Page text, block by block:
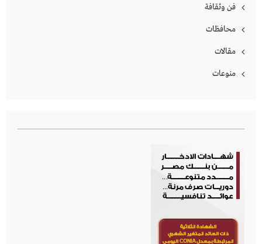
فن وثقافة
محافظات
مقالات
منوعات